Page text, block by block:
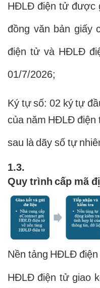
HĐLĐ điện tử
đồng văn bản giấy
điện tử và HĐLĐ
01/7/2026;
Ký tự số: 02 ký tự
của năm HĐLĐ
sau là dãy số tự
1.3.
Quy trình cấp mã
Nền tảng HĐLĐ
HĐLĐ điện tử giao